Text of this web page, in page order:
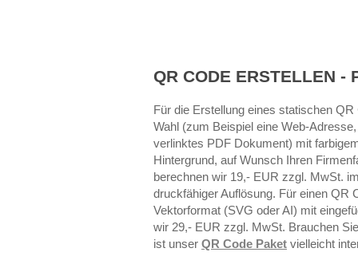
QR CODE ERSTELLEN -
Für die Erstellung eines statischen
Wahl (zum Beispiel eine Web-
verlinktes PDF Dokument) mit
Hintergrund, auf Wunsch Ihren
berechnen wir 19,- EUR zzgl. MwSt.
druckfähiger Auflösung. Für einen QR
Vektorformat (SVG oder AI) mit
wir 29,- EUR zzgl. MwSt. Brauchen
ist unser QR Code Paket vielleicht